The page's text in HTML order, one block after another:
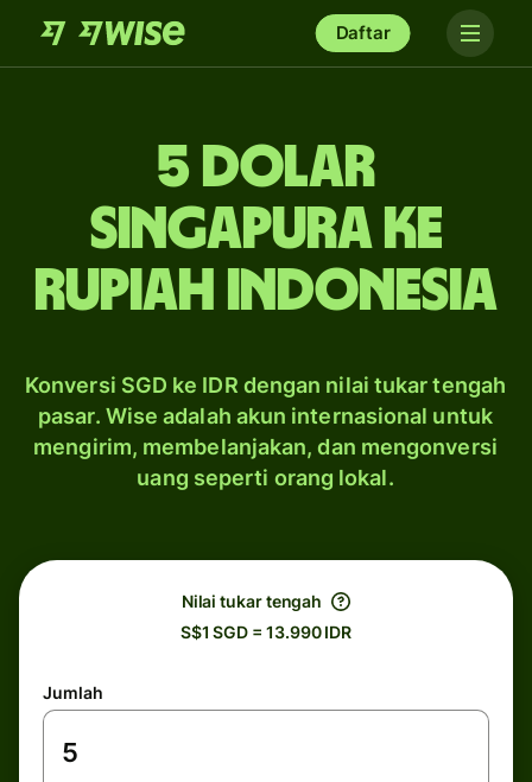
Daftar
5 dolar
Singapura ke
rupiah Indonesia
Konversi SGD ke IDR dengan nilai tukar tengah
pasar. Wise adalah akun internasional untuk
mengirim, membelanjakan, dan mengonversi
uang seperti orang lokal.
Nilai tukar tengah
S$1 SGD = 13.990 IDR
Jumlah